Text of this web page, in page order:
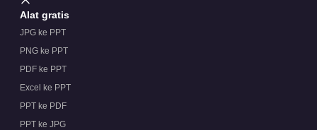
Alat gratis
JPG ke PPT
PNG ke PPT
PDF ke PPT
Excel ke PPT
PPT ke PDF
PPT ke JPG